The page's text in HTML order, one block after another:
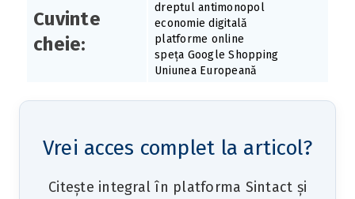
Cuvinte
cheie:
dreptul antimonopol
economie digitală
platforme online
speța Google Shopping
Uniunea Europeană
Vrei acces complet la articol?
Citește integral în platforma Sintact și